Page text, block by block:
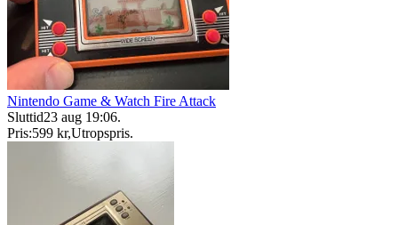
Nintendo Game & Watch Fire Attack
Sluttid23 aug 19:06.
Pris:599 kr,Utropspris.